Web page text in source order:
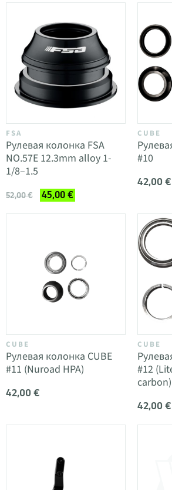
FSA
Рулевая колонка FSA
NO.57E 12.3mm alloy 1-
1/8–1.5
52,00 € 45,00 €
CUBE
#10
42,00 €
CUBE
Рулевая колонка CUBE
#11 (Nuroad HPA)
42,00 €
CUBE
#12
carbon)
42,00 €